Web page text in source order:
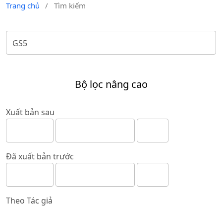
Trang chủ / Tìm kiếm
Bộ lọc nâng cao
Xuất bản sau
Đã xuất bản trước
Theo Tác giả